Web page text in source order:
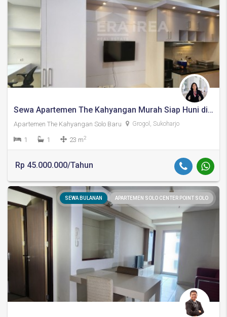
Sewa Apartemen The Kahyangan Murah Siap Huni di Solo Baru Sukoharjo
Apartemen The Kahyangan Solo Baru Grogol, Sukoharjo
1 1 23 m2
Rp 45.000.000/Tahun
SEWA BULANAN APARTEMEN SOLO CENTER POINT SOLO